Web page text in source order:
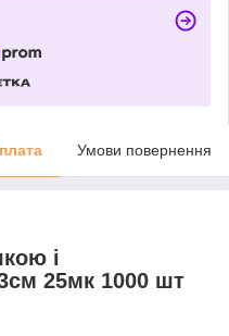
Умови повернення
і
25мк 1000 шт